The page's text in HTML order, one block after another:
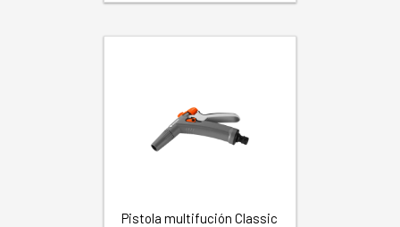
Pistola multifución Classic